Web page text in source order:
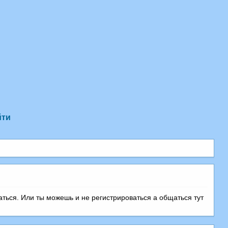
Или ты можешь и не регистрироваться а общаться тут